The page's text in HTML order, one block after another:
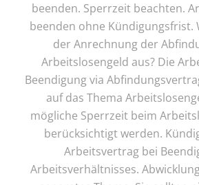
beenden. Sperrzeit beachten.
beenden ohne Kündigungsfrist.
der Anrechnung der
Arbeitslosengeld aus? Die
Beendigung via
auf das Thema
mögliche Sperrzeit beim
berücksichtigt werden.
Arbeitsvertrag bei
Arbeitsverhältnisses.